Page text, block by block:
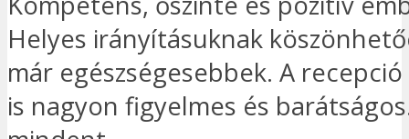
Helyes irányításuknak
már egészségesebbek. A
is nagyon figyelmes és